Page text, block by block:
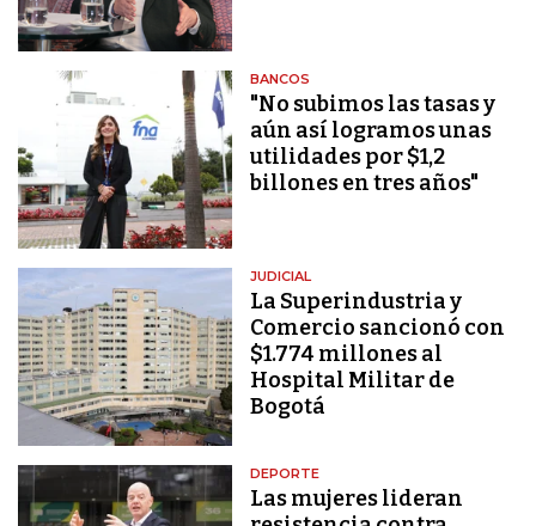
BANCOS
"No subimos las tasas y
aún así logramos unas
utilidades por $1,2
billones en tres años"
JUDICIAL
La Superindustria y
Comercio sancionó con
$1.774 millones al
Hospital Militar de
Bogotá
DEPORTE
Las mujeres lideran